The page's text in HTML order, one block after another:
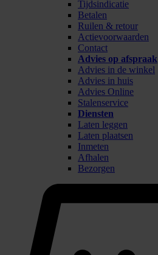
Tijdsindicatie
Betalen
Ruilen & retour
Actievoorwaarden
Contact
Advies op afspraak
Advies in de winkel
Advies in huis
Advies Online
Stalenservice
Diensten
Laten leggen
Laten plaatsen
Inmeten
Afhalen
Bezorgen